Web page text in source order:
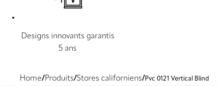
Designs innovants garantis
5 ans
Home Produits Stores californiens Pvc 0121 Vertical Blind